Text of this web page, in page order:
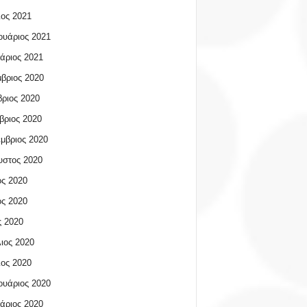
2021
2021
2021
2020
2020
2020
2020
2020
2020
2020
2020
2020
2020
2020
2020